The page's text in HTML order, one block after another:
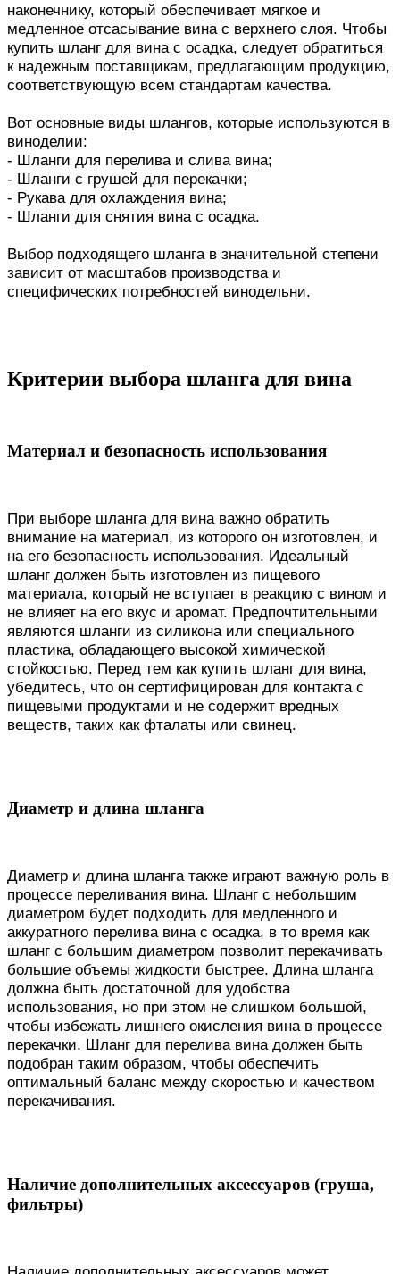
наконечнику, который обеспечивает мягкое и
медленное отсасывание вина с верхнего слоя. Чтобы
купить шланг для вина с осадка, следует обратиться
к надежным поставщикам, предлагающим продукцию,
соответствующую всем стандартам качества.
Вот основные виды шлангов, которые используются в
виноделии:
- Шланги для перелива и слива вина;
- Шланги с грушей для перекачки;
- Рукава для охлаждения вина;
- Шланги для снятия вина с осадка.
Выбор подходящего шланга в значительной степени
зависит от масштабов производства и
специфических потребностей винодельни.
Критерии выбора шланга для вина
Материал и безопасность использования
При выборе шланга для вина важно обратить
внимание на материал, из которого он изготовлен, и
на его безопасность использования. Идеальный
шланг должен быть изготовлен из пищевого
материала, который не вступает в реакцию с вином и
не влияет на его вкус и аромат. Предпочтительными
являются шланги из силикона или специального
пластика, обладающего высокой химической
стойкостью. Перед тем как купить шланг для вина,
убедитесь, что он сертифицирован для контакта с
пищевыми продуктами и не содержит вредных
веществ, таких как фталаты или свинец.
Диаметр и длина шланга
Диаметр и длина шланга также играют важную роль в
процессе переливания вина. Шланг с небольшим
диаметром будет подходить для медленного и
аккуратного перелива вина с осадка, в то время как
шланг с большим диаметром позволит перекачивать
большие объемы жидкости быстрее. Длина шланга
должна быть достаточной для удобства
использования, но при этом не слишком большой,
чтобы избежать лишнего окисления вина в процессе
перекачки. Шланг для перелива вина должен быть
подобран таким образом, чтобы обеспечить
оптимальный баланс между скоростью и качеством
перекачивания.
Наличие дополнительных аксессуаров (груша,
фильтры)